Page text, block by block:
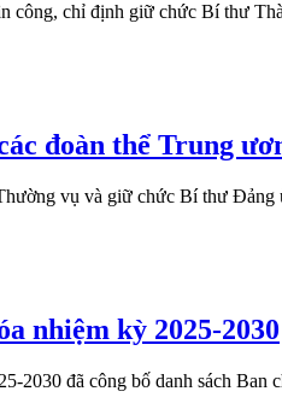
chỉ định giữ chức Bí thư
đoàn thể Trung
vụ và giữ chức Bí thư Đảng
nhiệm kỳ 2025-2030
đã công bố danh sách Ban